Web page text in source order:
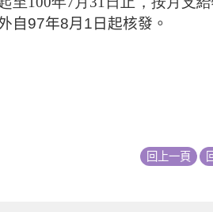
自97年8月 1 日起核發。
回上一頁